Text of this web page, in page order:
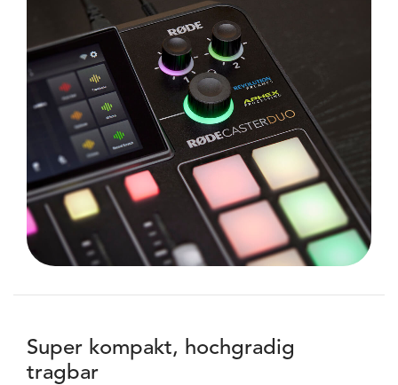
Super kompakt, hochgradig
tragbar